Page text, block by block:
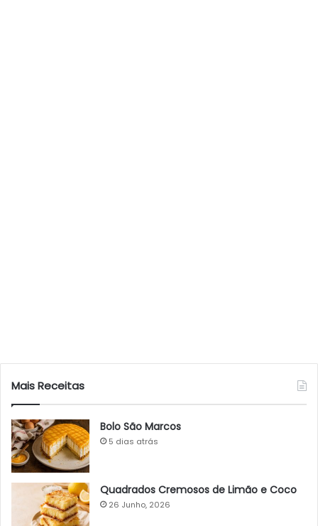
Mais Receitas
Bolo São Marcos
5 dias atrás
Quadrados Cremosos de Limão e Coco
26 Junho, 2026